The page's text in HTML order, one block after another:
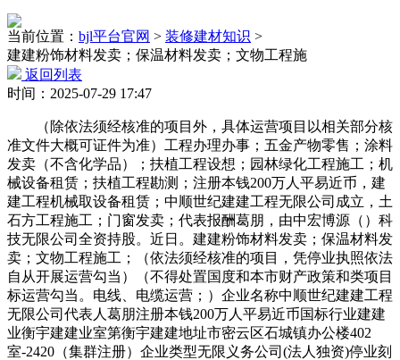
当前位置： bjl平台官网 > 装修建材知识 >
建建粉饰材料发卖；保温材料发卖；文物工程施
返回列表
时间：2025-07-29 17:47
（除依法须经核准的项目外，具体运营项目以相关部分核
准文件大概可证件为准）工程办理办事；五金产物零售；涂料
发卖（不含化学品）；扶植工程设想；园林绿化工程施工；机
械设备租赁；扶植工程勘测；注册本钱200万人平易近币，建
建工程机械取设备租赁；中顺世纪建建工程无限公司成立，土
石方工程施工；门窗发卖；代表报酬葛朋，由中宏博源（）科
技无限公司全资持股。近日。建建粉饰材料发卖；保温材料发
卖；文物工程施工；（依法须经核准的项目，凭停业执照依法
自从开展运营勾当）（不得处置国度和本市财产政策和类项目
标运营勾当。电线、电缆运营；）企业名称中顺世纪建建工程
无限公司代表人葛朋注册本钱200万人平易近币国标行业建建
业衡宇建建业室第衡宇建建地址市密云区石城镇办公楼402
室-2420（集群注册）企业类型无限义务公司(法人独资)停业刻